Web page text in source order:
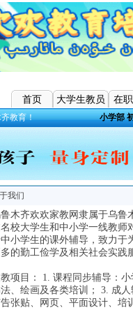
首页 大学生教员 在
教育！ 小学部
我们
木齐欢欢家教网隶属于乌鲁
校大学生和中小学一线教师
小学生的课外辅导，致力于
的勤工俭学及相关社会实践
项目： 1. 课程同步辅导：
、绘画及各类培训； 3. 成
张贴、网页、平面设计、培